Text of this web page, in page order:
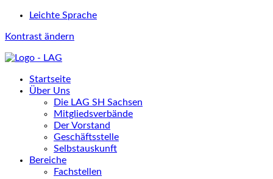
Leichte Sprache
Kontrast ändern
Startseite
Über Uns
Die LAG SH Sachsen
Mitgliedsverbände
Der Vorstand
Geschäftsstelle
Selbstauskunft
Bereiche
Fachstellen